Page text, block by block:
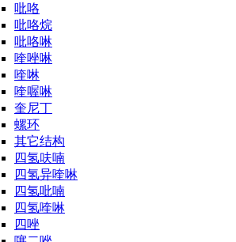
吡咯
吡咯烷
吡咯啉
喹唑啉
喹啉
喹喔啉
奎尼丁
螺环
其它结构
四氢呋喃
四氢异喹啉
四氢吡喃
四氢喹啉
四唑